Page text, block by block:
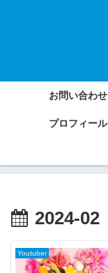
お問い合わせ
プロフィール
2024-02
Youtuber